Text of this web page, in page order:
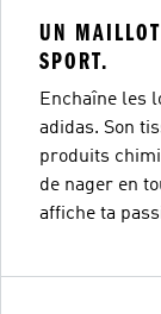
UN
SPORT.
Enchaîne les
adidas. Son
produits
de nager en
affiche ta